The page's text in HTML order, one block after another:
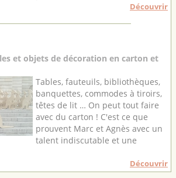
Découvrir
et objets de décoration en carton et
Tables, fauteuils, bibliothèques,
banquettes, commodes à tiroirs,
têtes de lit … On peut tout faire
avec du carton ! C'est ce que
prouvent Marc et Agnès avec un
talent indiscutable et une
Découvrir